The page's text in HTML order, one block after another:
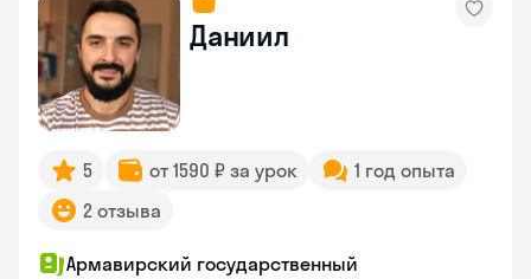
Даниил
5 от 1590 ₽ за урок
1 год опыта
2 отзыва
Армавирский государственный